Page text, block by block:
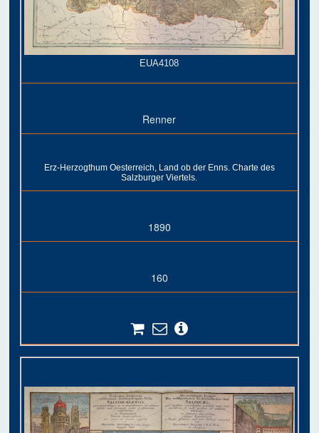
EUA4108
Renner
Erz-Herzogthum Oesterreich, Land ob der Enns. Charte des
Salzburger Viertels.
1890
160